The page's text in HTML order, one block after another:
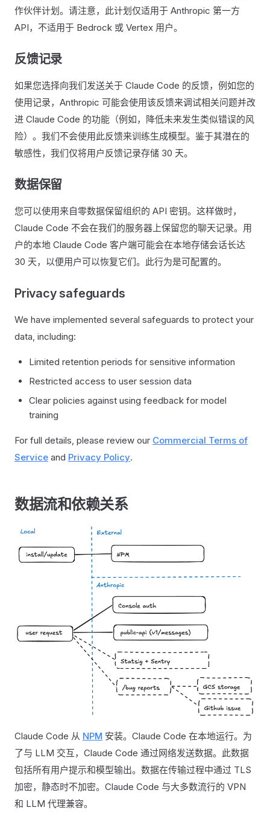
作伙伴计划。请注意，此计划仅适用于 Anthropic 第一方
API，不适用于 Bedrock 或 Vertex 用户。
反馈记录
如果您选择向我们发送关于 Claude Code 的反馈，例如您的
使用记录，Anthropic 可能会使用该反馈来调试相关问题并改
进 Claude Code 的功能（例如，降低未来发生类似错误的风
险）。我们不会使用此反馈来训练生成模型。鉴于其潜在的
敏感性，我们仅将用户反馈记录存储 30 天。
数据保留
您可以使用来自零数据保留组织的 API 密钥。这样做时，
Claude Code 不会在我们的服务器上保留您的聊天记录。用
户的本地 Claude Code 客户端可能会在本地存储会话长达
30 天，以便用户可以恢复它们。此行为是可配置的。
Privacy safeguards
We have implemented several safeguards to protect your
data, including:
Limited retention periods for sensitive information
Restricted access to user session data
Clear policies against using feedback for model
training
For full details, please review our Commercial Terms of
Service and Privacy Policy.
数据流和依赖关系
Claude Code 从 NPM 安装。Claude Code 在本地运行。为
了与 LLM 交互，Claude Code 通过网络发送数据。此数据
包括所有用户提示和模型输出。数据在传输过程中通过 TLS
加密，静态时不加密。Claude Code 与大多数流行的 VPN
和 LLM 代理兼容。